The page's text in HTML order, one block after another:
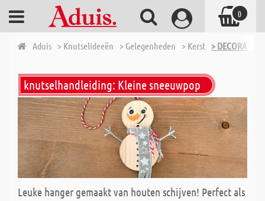
Aduis > Knutselideeën > Gelegenheden > Kerst >
knutselhandleiding: Kleine sneeuwpop
Leuke hanger gemaakt van houten schijven! Perfect als
0